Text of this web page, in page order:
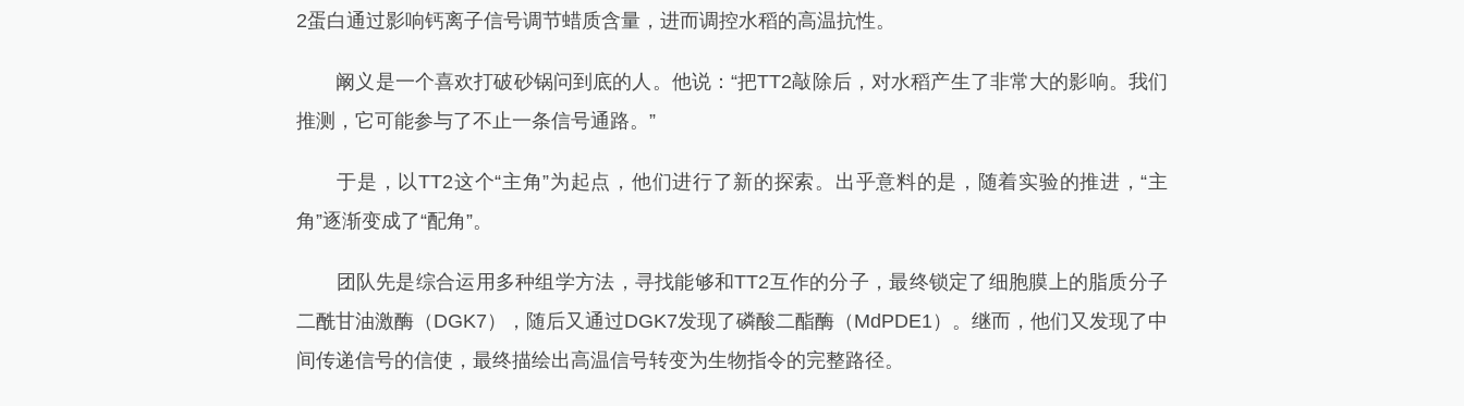
2蛋白通过影响钙离子信号调节蜡质含量，进而调控水稻的高温抗性。
阚义是一个喜欢打破砂锅问到底的人。他说：“把TT2敲除后，对水稻产生了非常大的影响。我们
推测，它可能参与了不止一条信号通路。”
于是，以TT2这个“主角”为起点，他们进行了新的探索。出乎意料的是，随着实验的推进，“主
角”逐渐变成了“配角”。
团队先是综合运用多种组学方法，寻找能够和TT2互作的分子，最终锁定了细胞膜上的脂质分子
二酰甘油激酶（DGK7），随后又通过DGK7发现了磷酸二酯酶（MdPDE1）。继而，他们又发现了中
间传递信号的信使，最终描绘出高温信号转变为生物指令的完整路径。